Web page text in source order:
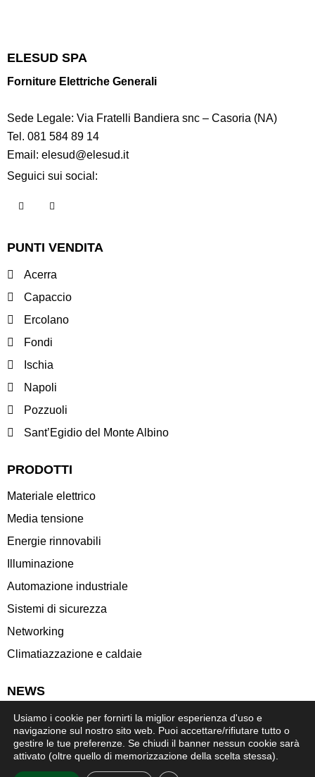
ELESUD SPA
Forniture Elettriche Generali
Sede Legale: Via Fratelli Bandiera snc – Casoria (NA)
Tel. 081 584 89 14
Email: elesud@elesud.it
Seguici sui social:
PUNTI VENDITA
Acerra
Capaccio
Ercolano
Fondi
Ischia
Napoli
Pozzuoli
Sant’Egidio del Monte Albino
PRODOTTI
Materiale elettrico
Media tensione
Energie rinnovabili
Illuminazione
Automazione industriale
Sistemi di sicurezza
Networking
Climatiazzazione e caldaie
NEWS
© ELESUD spa – P.IVA 07530290639 | Powered by
Agenzia di Pubblicità a Napoli AT ADV
Usiamo i cookie per fornirti la miglior esperienza d'uso e
navigazione sul nostro sito web. Puoi accettare/rifiutare tutto o
gestire le tue preferenze. Se chiudi il banner nessun cookie sarà
attivato (oltre quello di memorizzazione della scelta stessa).